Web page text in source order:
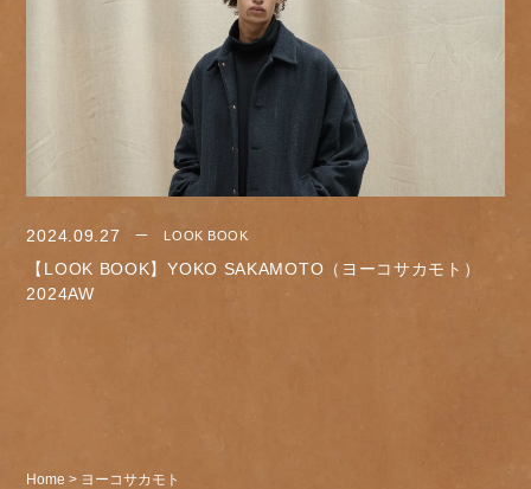
2024.09.27 LOOK BOOK
【LOOK BOOK】YOKO SAKAMOTO（ヨーコサカモト）
2024AW
Home > ヨーコサカモト